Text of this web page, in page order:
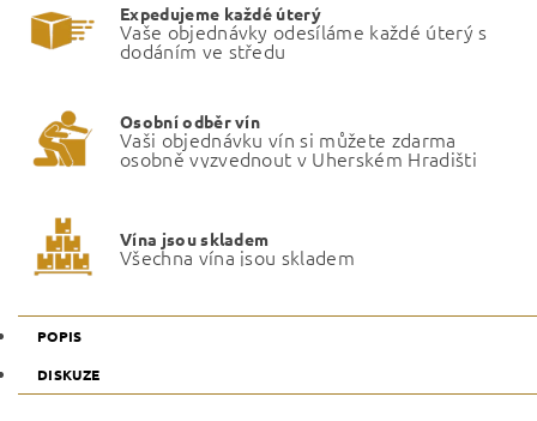
Expedujeme každé úterý
Vaše objednávky odesíláme každé úterý s
dodáním ve středu
Osobní odběr vín
Vaši objednávku vín si můžete zdarma
osobně vyzvednout v Uherském Hradišti
Vína jsou skladem
Všechna vína jsou skladem
POPIS
DISKUZE